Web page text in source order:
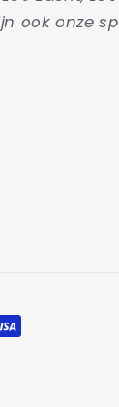
ook onze